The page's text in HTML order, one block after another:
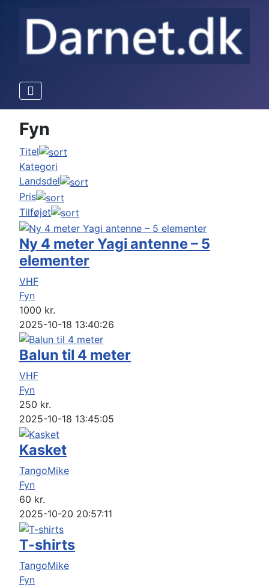
Fyn
Titel
Kategori
Landsdel
Pris
Tilføjet
Ny 4 meter Yagi antenne – 5
elementer
VHF
Fyn
1000 kr.
2025-10-18 13:40:26
Balun til 4 meter
VHF
Fyn
250 kr.
2025-10-18 13:45:05
Kasket
TangoMike
Fyn
60 kr.
2025-10-20 20:57:11
T-shirts
TangoMike
Fyn